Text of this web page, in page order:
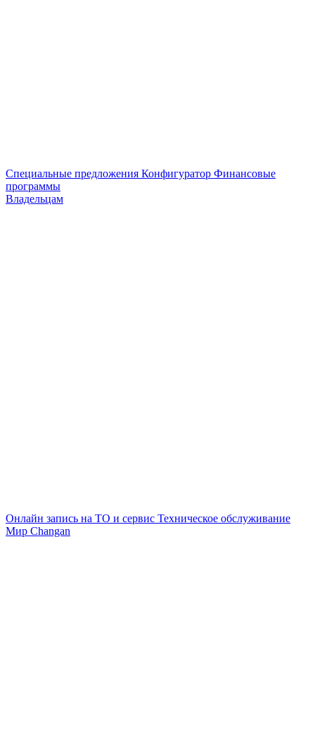
Специальные предложения Конфигуратор Финансовые
программы
Владельцам
Онлайн запись на ТО и сервис Техническое обслуживание
Мир Changan